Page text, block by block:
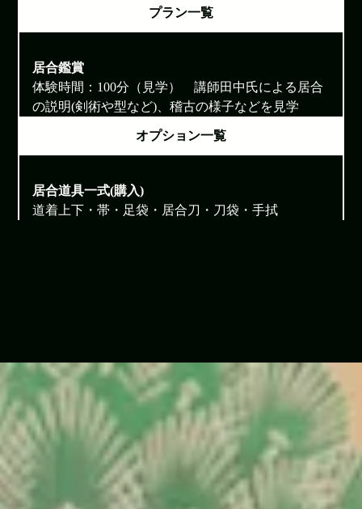
プラン一覧
居合鑑賞
体験時間：100分（見学） 講師田中氏による居合
の説明(剣術や型など)、稽古の様子などを見学
オプション一覧
居合道具一式(購入)
道着上下・帯・足袋・居合刀・刀袋・手拭